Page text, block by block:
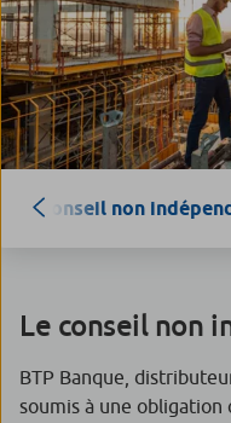
Conseil non
Le conseil non
BTP Banque,
soumis à une